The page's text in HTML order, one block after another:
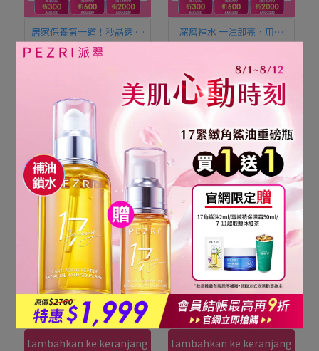
居家保養第一道！秒晶透 嫩
膚細緻，用擦的！居家水光
【美肌心動時刻】PDRN肽
NT$2.960
tambahkan ke keranjang
深層補水 一注即亮，用擦
保濕水光精華30ml (添加
積雪草CICA)｜PEZRI派翠
胜肽保養專家
NT$1.258 NT$1.480
tambahkan ke keranjang
深層補水 一注即亮，用擦
的！居家水光護理
【美肌心動時刻】PDRN超
保濕水光精華30ml (添加
積雪草CICA) 1+1組｜
PEZRI派翠胜肽保養專家
NT$2.168NT$2.960
tambahkan ke keranjang
豐嫩平滑 水潤澎彈發光，用
擦的！居家水光護理
【美肌心動時刻】PDRN超
保濕水光乳霜50g (添加補
骨脂酚)｜PEZRI派翠胜肽
保養專家
NT$1.343NT$1.580
tambahkan ke keranjang